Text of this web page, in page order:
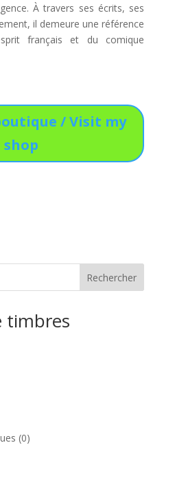
À travers ses écrits, ses
il demeure une référence
français et du comique
/ Visit my
shop
timbres
00